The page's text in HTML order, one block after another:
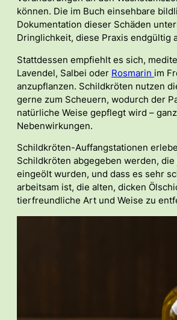
können. Die im Buch einsehbare
Dokumentation dieser Schäden
Dringlichkeit, diese Praxis endgültig
Stattdessen empfiehlt es sich,
Lavendel, Salbei oder Rosmarin im
anzupflanzen. Schildkröten nutzen
gerne zum Scheuern, wodurch der
natürliche Weise gepflegt wird –
Nebenwirkungen.
Schildkröten-Auffangstationen
Schildkröten abgegeben werden,
eingeölt wurden, und dass es sehr
arbeitsam ist, die alten, dicken
tierfreundliche Art und Weise zu